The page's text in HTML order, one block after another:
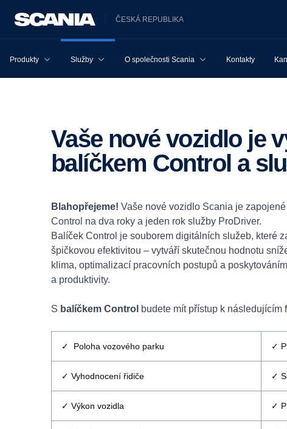
ČESKÁ REPUBLIKA
Produkty Služby O společnosti Scania Kontakty
Vaše nové vozidlo je vybaveno
balíčkem Control a
Blahopřejeme! Vaše nové vozidlo Scania je
Control na dva roky a jeden rok služby ProDriver.
Balíček Control je souborem digitálních služeb, které
špičkovou efektivitou – vytváří skutečnou hodnotu
klima, optimalizací pracovních postupů a
a produktivity.
S balíčkem Control budete mít přístup k následujícím
✓ Poloha vozového parku ✓
✓ Vyhodnocení řidiče ✓
✓ Výkon vozidla ✓